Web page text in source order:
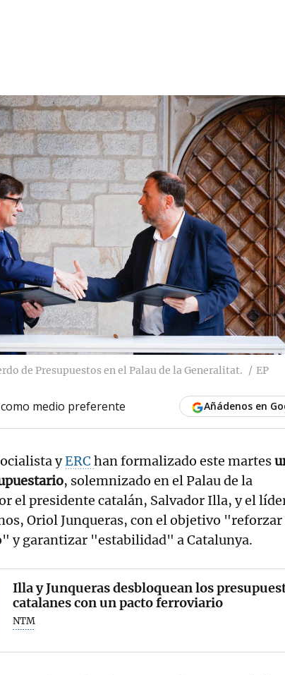
de Presupuestos en el Palau de la Generalitat. EP
medio preferente Añádenos en
yERC han formalizado este martes
, solemnizado en el Palau de la
el presidente catalán, Salvador Illa, y el
Oriol Junqueras, con el objetivo "reforzar
y garantizar "estabilidad" a Catalunya.
Illa y Junqueras desbloquean los
catalanes con un pacto ferroviario
NTM